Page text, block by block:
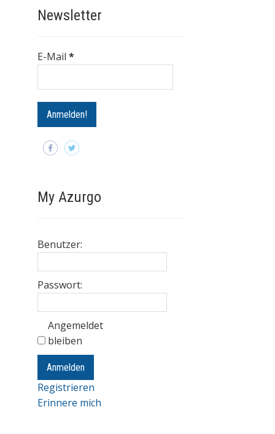
Newsletter
E-Mail*
My Azurgo
Benutzer:
Passwort:
Angemeldet
bleiben
Anmelden
Registrieren
Erinnere mich